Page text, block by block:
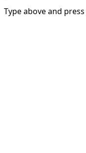
Type above and press